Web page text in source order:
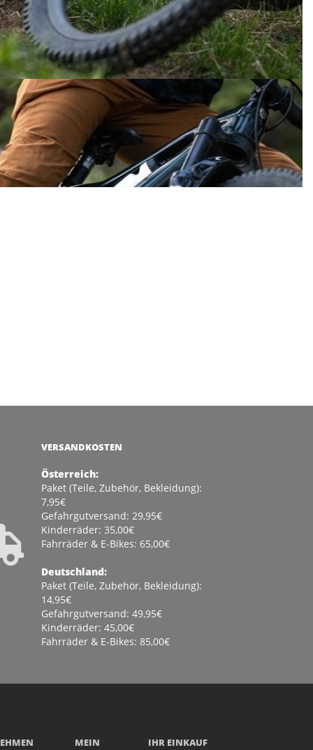
VERSANDKOSTEN
Österreich:
Paket (Teile, Zubehör, Bekleidung):
7,95€
Gefahrgutversand: 29,95€
Kinderräder: 35,00€
Fahrräder & E-Bikes: 65,00€
Deutschland:
Paket (Teile, Zubehör, Bekleidung):
14,95€
Gefahrgutversand: 49,95€
Kinderräder: 45,00€
Fahrräder & E-Bikes: 85,00€
MEIN
IHR EINKAUF